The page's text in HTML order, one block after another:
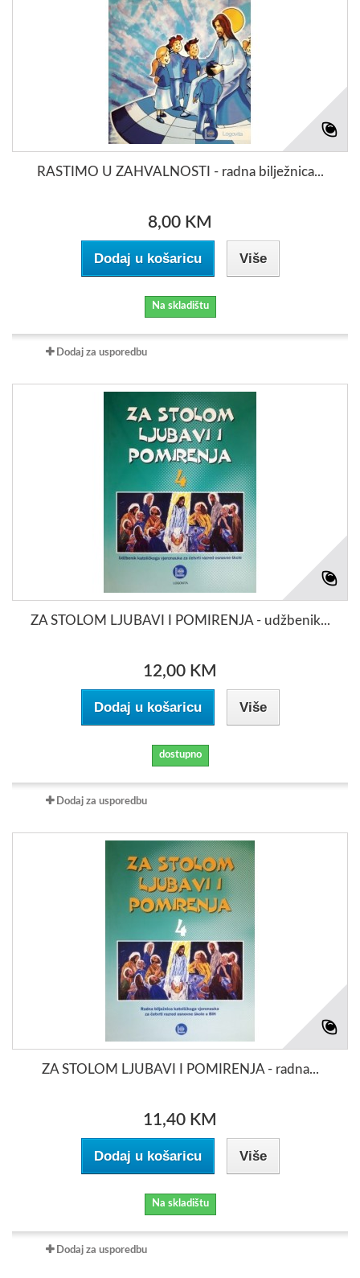
RASTIMO U ZAHVALNOSTI - radna bilježnica...
8,00 KM
Dodaj u košaricu Više
Na skladištu
Dodaj za usporedbu
ZA STOLOM LJUBAVI I POMIRENJA - udžbenik...
12,00 KM
Dodaj u košaricu Više
dostupno
Dodaj za usporedbu
ZA STOLOM LJUBAVI I POMIRENJA - radna...
11,40 KM
Dodaj u košaricu Više
Na skladištu
Dodaj za usporedbu